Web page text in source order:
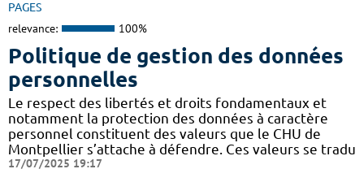
PAGES
relevance: 100%
Politique de gestion des données
personnelles
Le respect des libertés et droits fondamentaux et
notamment la protection des données à caractère
personnel constituent des valeurs que le CHU de
Montpellier s’attache à défendre. Ces valeurs se tradu
17/07/2025 19:17